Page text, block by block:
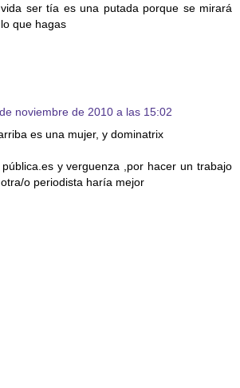
ser tía es una putada porque se mirará
que hagas
noviembre de 2010 a las 15:02
es una mujer, y dominatrix
y verguenza ,por hacer un trabajo
o periodista haría mejor